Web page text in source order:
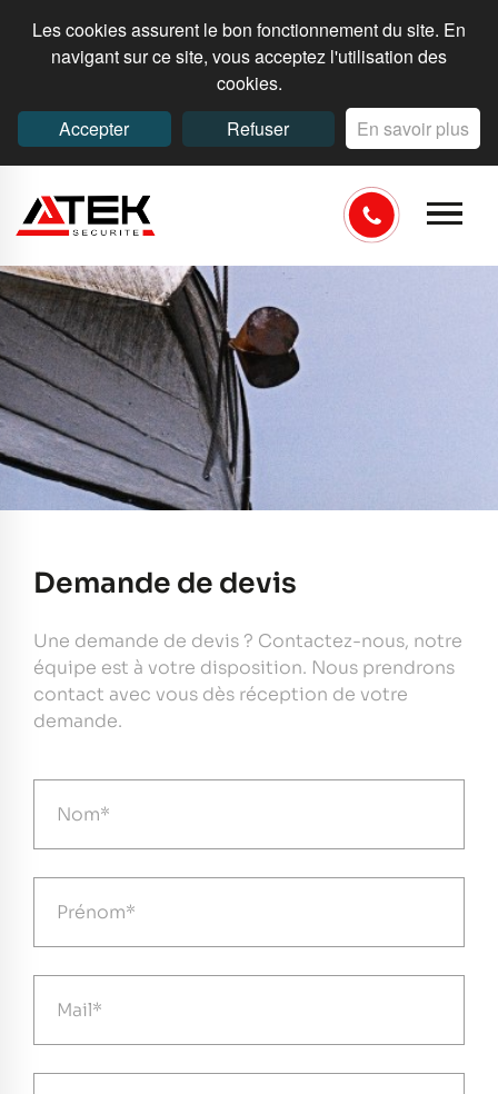
Les cookies assurent le bon fonctionnement du site. En
navigant sur ce site, vous acceptez l'utilisation des
cookies.
Accepter
Refuser En savoir plus
Demande de devis
Une demande de devis ? Contactez-nous, notre
équipe est à votre disposition. Nous prendrons
contact avec vous dès réception de votre
demande.